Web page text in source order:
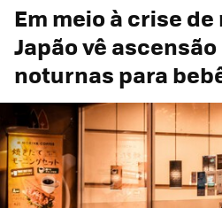
Em meio à crise
Japão vê
noturnas para